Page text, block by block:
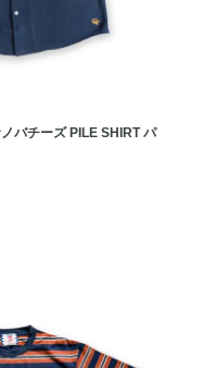
バチーズ PILE SHIRT パ